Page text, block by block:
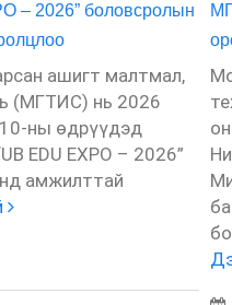
– 2026” боловсролын
ашигт малтмал,
(МГТИС) нь 2026
ны өдрүүдэд
EDU EXPO – 2026”
амжилттай